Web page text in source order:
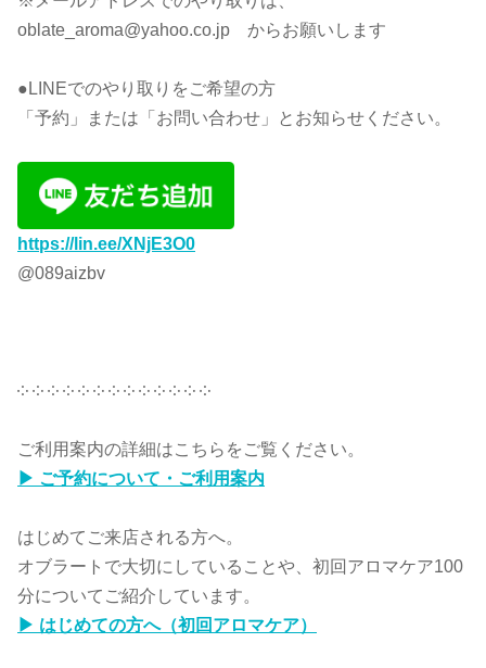
oblate_aroma@yahoo.co.jp からお願いします
●LINEでのやり取りをご希望の方
「予約」または「お問い合わせ」とお知らせください。
https://lin.ee/XNjE3O0
@089aizbv
༶ ༶ ༶ ༶ ༶ ༶ ༶ ༶ ༶ ༶ ༶ ༶ ༶
ご利用案内の詳細はこちらをご覧ください。
▶ ご予約について・ご利用案内
はじめてご来店される方へ。
オブラートで大切にしていることや、初回アロマケア100
分についてご紹介しています。
▶ はじめての方へ（初回アロマケア）